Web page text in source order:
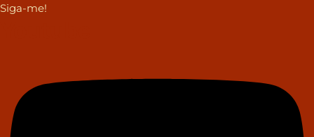
Siga-me!